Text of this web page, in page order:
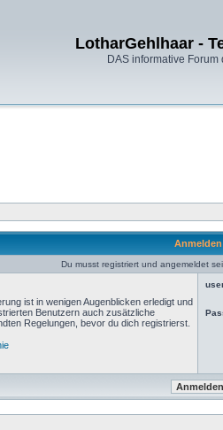
LotharGehlhaar -
DAS informative Forum
Anmelden
Du musst registriert und angemeldet
ist in wenigen Augenblicken erledigt und
Benutzern auch zusätzliche
Regelungen, bevor du dich registrierst.